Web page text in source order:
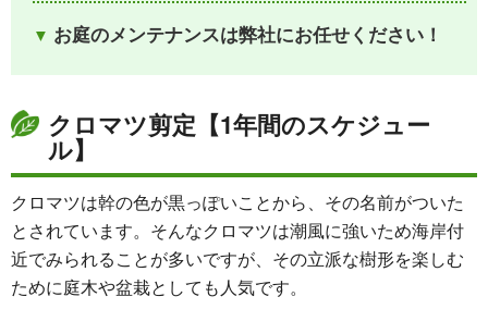
お庭のメンテナンスは弊社にお任せください！
クロマツ剪定【1年間のスケジュー
ル】
クロマツは幹の色が黒っぽいことから、その名前がついた
とされています。そんなクロマツは潮風に強いため海岸付
近でみられることが多いですが、その立派な樹形を楽しむ
ために庭木や盆栽としても人気です。